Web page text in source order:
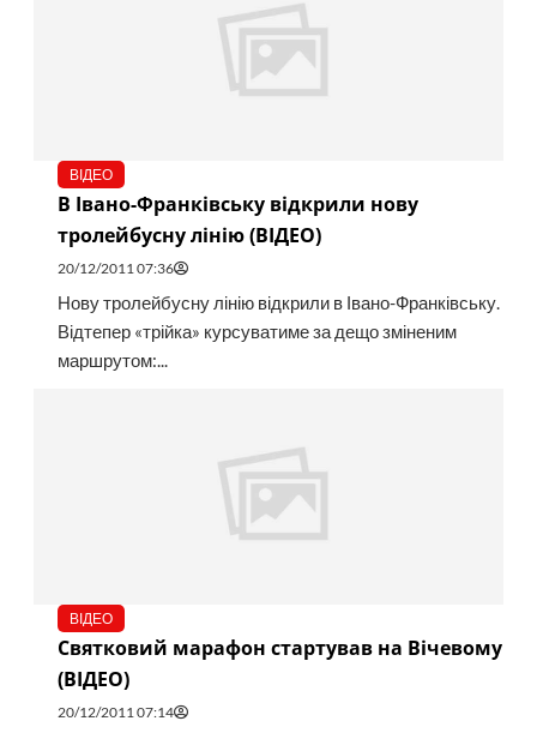
ВІДЕО
В Івано-Франківську відкрили нову
тролейбусну лінію (ВІДЕО)
20/12/2011 07:36
Нову тролейбусну лінію відкрили в Івано-Франківську.
Відтепер «трійка» курсуватиме за дещо зміненим
маршрутом:...
ВІДЕО
Святковий марафон стартував на Вічевому
(ВІДЕО)
20/12/2011 07:14